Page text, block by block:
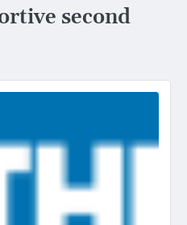
second